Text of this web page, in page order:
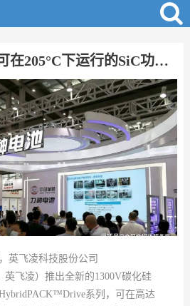
行的SiC功率模块 适用于电动汽车逆变器
英飞凌科技股份公司
英飞凌）推出全新的1300V碳化硅
系列，可在高达